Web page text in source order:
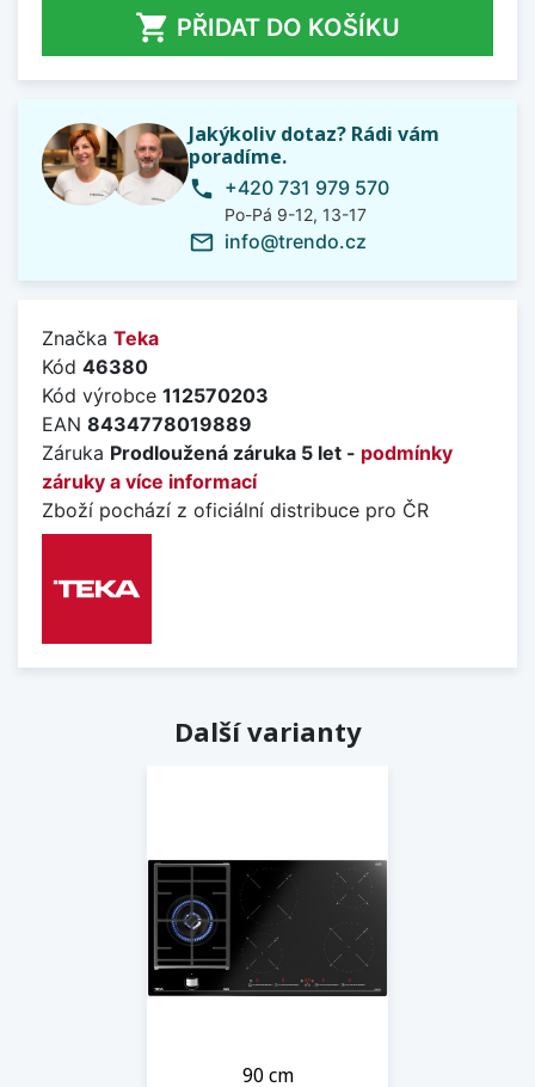
 PŘIDAT DO KOŠÍKU
Jakýkoliv dotaz? Rádi vám
poradíme.
phone +420 731 979 570
Po-Pá 9-12, 13-17
mail_outline info@trendo.cz
Značka Teka
Kód 46380
Kód výrobce 112570203
EAN 8434778019889
Záruka Prodloužená záruka 5 let - podmínky
záruky a více informací
Zboží pochází z oficiální distribuce pro ČR
Další varianty
90 cm